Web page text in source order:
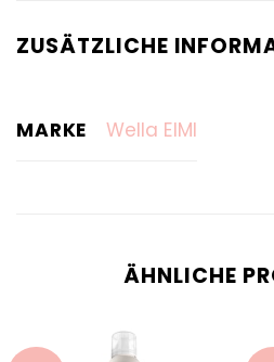
ZUSÄTZLICHE
MARKE Wella EIMI
ÄHNLICHE